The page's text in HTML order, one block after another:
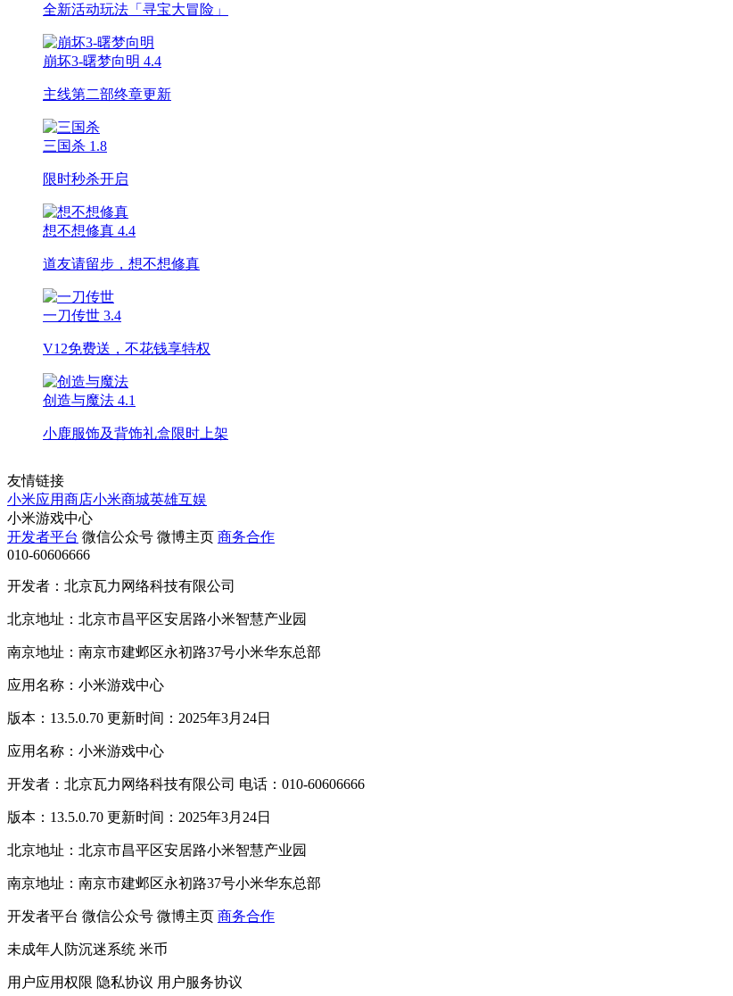
全新活动玩法「寻宝大冒险」
崩坏3-曙梦向明 4.4
主线第二部终章更新
三国杀 1.8
限时秒杀开启
想不想修真 4.4
道友请留步，想不想修真
一刀传世 3.4
V12免费送，不花钱享特权
创造与魔法 4.1
小鹿服饰及背饰礼盒限时上架
友情链接
小米应用商店小米商城英雄互娱
小米游戏中心
开发者平台 微信公众号 微博主页 商务合作
010-60606666
开发者：北京瓦力网络科技有限公司
北京地址：北京市昌平区安居路小米智慧产业园
南京地址：南京市建邺区永初路37号小米华东总部
应用名称：小米游戏中心
版本：13.5.0.70 更新时间：2025年3月24日
应用名称：小米游戏中心
开发者：北京瓦力网络科技有限公司 电话：010-60606666
版本：13.5.0.70 更新时间：2025年3月24日
北京地址：北京市昌平区安居路小米智慧产业园
南京地址：南京市建邺区永初路37号小米华东总部
开发者平台 微信公众号 微博主页 商务合作
未成年人防沉迷系统 米币
用户应用权限 隐私协议 用户服务协议